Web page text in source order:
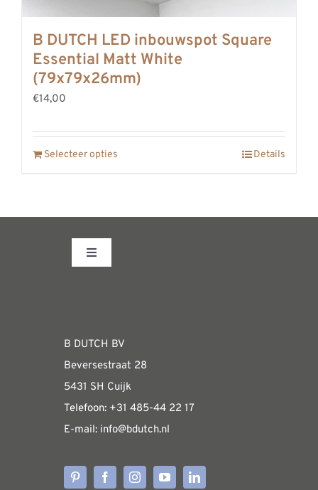
B DUTCH LED inbouwspot Square
Essential Matt White
(79x79x26mm)
€14,00
Selecteer opties Details
Toggle
WEBSHOP
Algemene informatie &
Verzendkosten
Levertijden
B DUTCH BV
Beversestraat 28
5431 SH Cuijk
Telefoon: +31 485-44 22 17
E-mail: info@bdutch.nl